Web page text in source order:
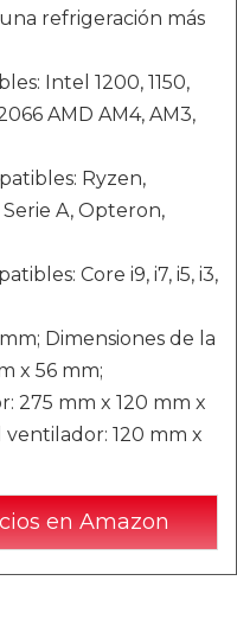
refrigeración más
Intel 1200, 1150,
2066 AMD AM4, AM3,
Ryzen,
A, Opteron,
Core i9, i7, i5, i3,
Dimensiones de la
x 56 mm;
275 mm x 120 mm x
120 mm x
en Amazon